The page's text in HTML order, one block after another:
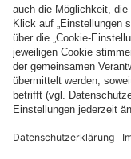
Basketball Frauen
Impressum